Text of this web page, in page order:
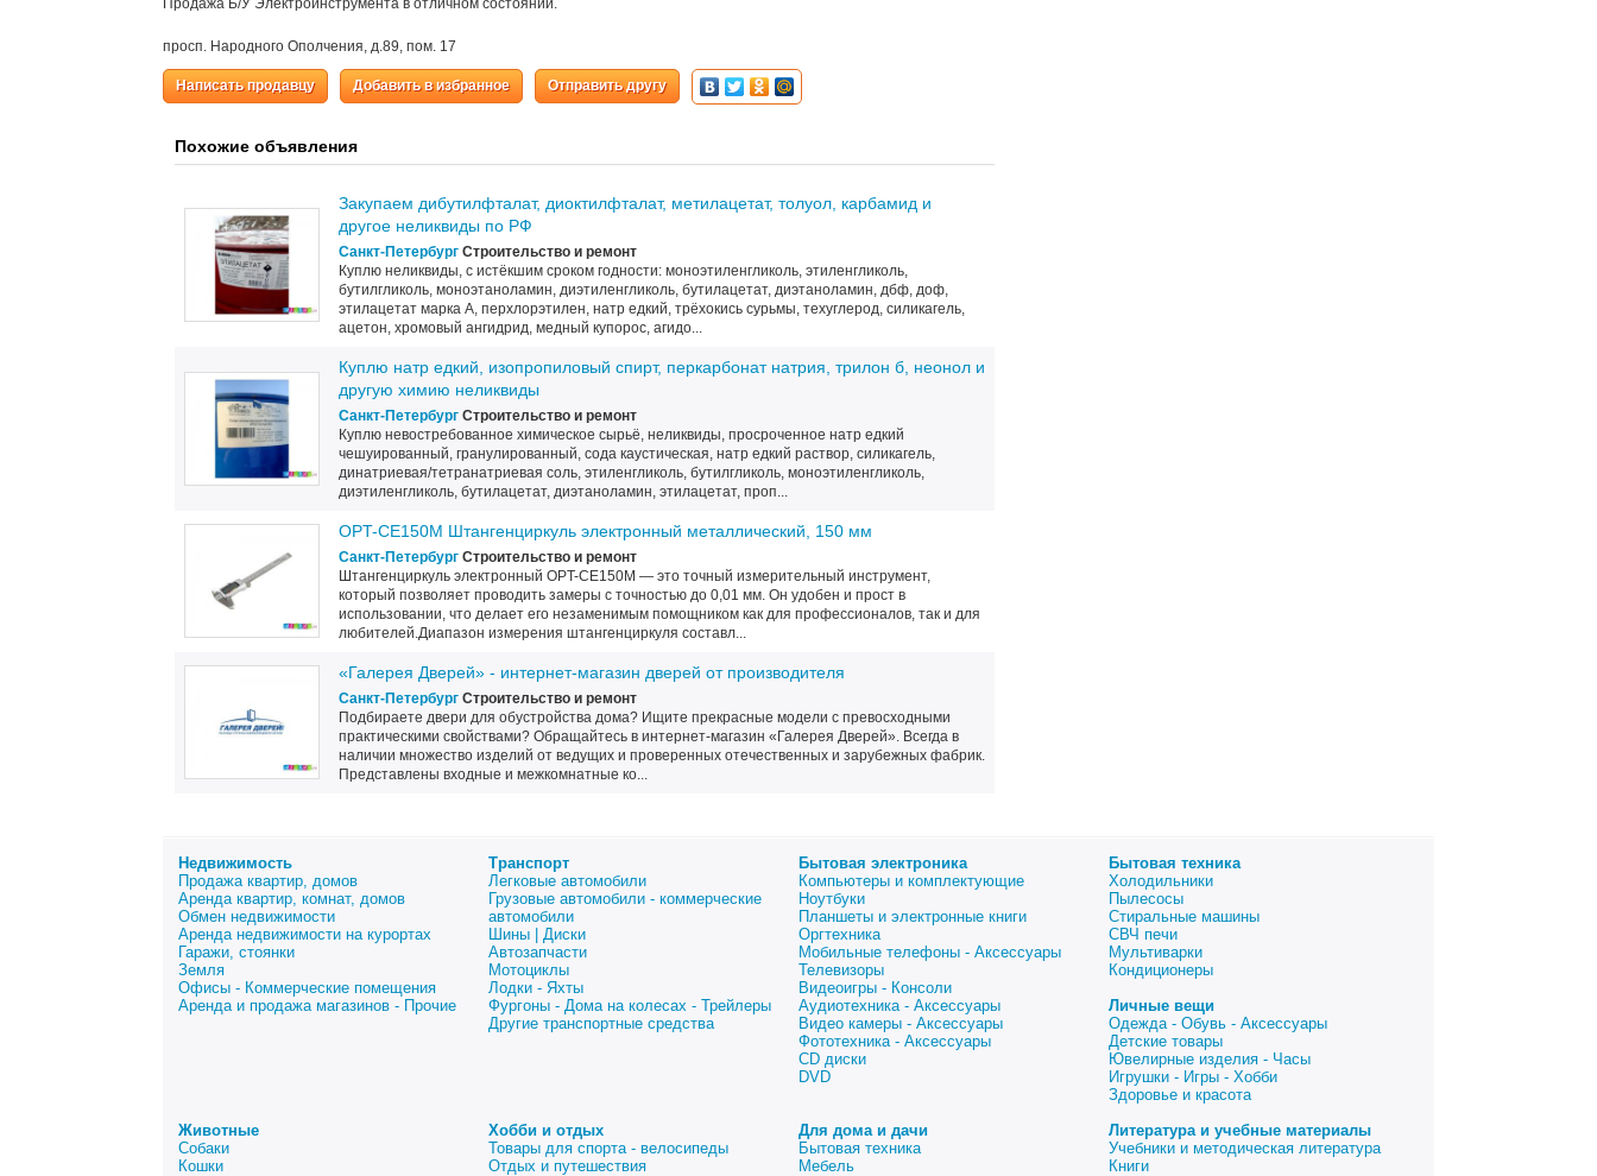
Продажа Б/У Электроинструмента в отличном состоянии.
просп. Народного Ополчения, д.89, пом. 17
Написать продавцу Добавить в избранное Отправить другу
Похожие объявления
Закупаем дибутилфталат, диоктилфталат, метилацетат, толуол, карбамид и
другое неликвиды по РФ
Санкт-Петербург Строительство и ремонт
Куплю неликвиды, с истёкшим сроком годности: моноэтиленгликоль, этиленгликоль,
бутилгликоль, моноэтаноламин, диэтиленгликоль, бутилацетат, диэтаноламин, дбф, доф,
этилацетат марка А, перхлорэтилен, натр едкий, трёхокись сурьмы, техуглерод, силикагель,
ацетон, хромовый ангидрид, медный купорос, агидо...
Куплю натр едкий, изопропиловый спирт, перкарбонат натрия, трилон б, неонол и
другую химию неликвиды
Санкт-Петербург Строительство и ремонт
Куплю невостребованное химическое сырьё, неликвиды, просроченное натр едкий
чешуированный, гранулированный, сода каустическая, натр едкий раствор, силикагель,
динатриевая/тетранатриевая соль, этиленгликоль, бутилгликоль, моноэтиленгликоль,
диэтиленгликоль, бутилацетат, диэтаноламин, этилацетат, проп...
OPT-CE150M Штангенциркуль электронный металлический, 150 мм
Санкт-Петербург Строительство и ремонт
Штангенциркуль электронный OPT-CE150M — это точный измерительный инструмент,
который позволяет проводить замеры с точностью до 0,01 мм. Он удобен и прост в
использовании, что делает его незаменимым помощником как для профессионалов, так и для
любителей.Диапазон измерения штангенциркуля составл...
«Галерея Дверей» - интернет-магазин дверей от производителя
Санкт-Петербург Строительство и ремонт
Подбираете двери для обустройства дома? Ищите прекрасные модели с превосходными
практическими свойствами? Обращайтесь в интернет-магазин «Галерея Дверей». Всегда в
наличии множество изделий от ведущих и проверенных отечественных и зарубежных фабрик.
Представлены входные и межкомнатные ко...
Недвижимость
Продажа квартир, домов
Аренда квартир, комнат, домов
Обмен недвижимости
Аренда недвижимости на курортах
Гаражи, стоянки
Земля
Офисы - Коммерческие помещения
Аренда и продажа магазинов - Прочие
Транспорт
Легковые автомобили
Грузовые автомобили - коммерческие
автомобили
Шины | Диски
Автозапчасти
Мотоциклы
Лодки - Яхты
Фургоны - Дома на колесах - Трейлеры
Другие транспортные средства
Бытовая электроника
Компьютеры и комплектующие
Ноутбуки
Планшеты и электронные книги
Оргтехника
Мобильные телефоны - Аксессуары
Телевизоры
Видеоигры - Консоли
Аудиотехника - Аксессуары
Видео камеры - Аксессуары
Фототехника - Аксессуары
CD диски
DVD
Бытовая техника
Холодильники
Пылесосы
Стиральные машины
СВЧ печи
Мультиварки
Кондиционеры
Личные вещи
Одежда - Обувь - Аксессуары
Детские товары
Ювелирные изделия - Часы
Игрушки - Игры - Хобби
Здоровье и красота
Животные
Собаки
Кошки
Хобби и отдых
Товары для спорта - велосипеды
Отдых и путешествия
Для дома и дачи
Бытовая техника
Мебель
Литература и учебные материалы
Учебники и методическая литература
Книги